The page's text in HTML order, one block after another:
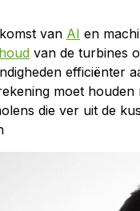
van AI en
van de turbines
efficiënter
moet
die ver uit de